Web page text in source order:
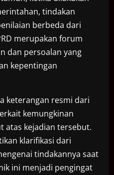
tindakan
berbeda dari
merupakan forum
dan persoalan yang
kepentingan
keterangan resmi dari
kemungkinan
atas kejadian tersebut.
klarifikasi dari
tindakannya saat
ini menjadi pengingat